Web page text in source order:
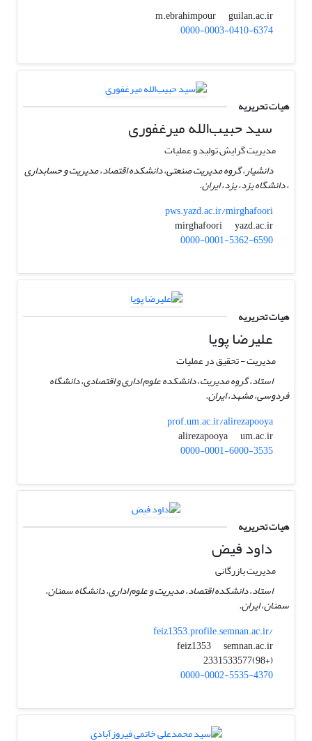
m.ebrahimpour
guilan.ac.ir
0000-0003-0410-6374
هیات تحریریه
سید حبیب‌الله میرغفوری
مدیریت گرایش تولید و عملیات
دانشیار، گروه مدیریت صنعتی، دانشکده اقتصاد، مدیریت و حسابداری
، دانشگاه یزد، یزد، ایران.
pws.yazd.ac.ir/mirghafoori
mirghafoori
yazd.ac.ir
0000-0001-5362-6590
هیات تحریریه
علیرضا پویا
مدیریت - تحقیق در عملیات
استاد، گروه مدیریت، دانشکده علوم اداری و اقتصادی، دانشگاه
فردوسی، مشهد، ایران.
prof.um.ac.ir/alirezapooya
alirezapooya
um.ac.ir
0000-0001-6000-3535
هیات تحریریه
داود فیض
مدیریت بازرگانی
استاد، دانشکده اقتصاد، مدیریت و علوم اداری، دانشگاه سمنان،
سمنان، ایران.
feiz1353.profile.semnan.ac.ir/
feiz1353
semnan.ac.ir
(+98)2331533577
0000-0002-5535-4370